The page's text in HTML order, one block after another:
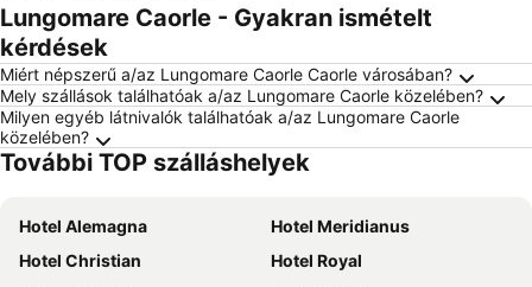
Lungomare Caorle - Gyakran ismételt
kérdések
Miért népszerű a/az Lungomare Caorle Caorle városában?
Mely szállások találhatóak a/az Lungomare Caorle közelében?
Milyen egyéb látnivalók találhatóak a/az Lungomare Caorle
közelében?
További TOP szálláshelyek
Hotel Alemagna
Hotel Meridianus
Hotel Christian
Hotel Royal